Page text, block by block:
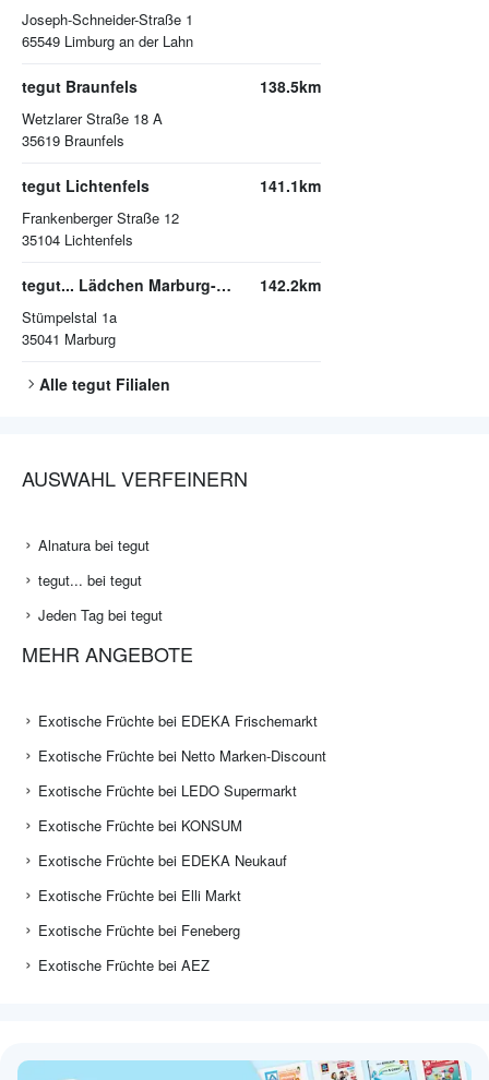
Joseph-Schneider-Straße 1
65549 Limburg an der Lahn
tegut Braunfels
Wetzlarer Straße 18 A
35619 Braunfels
138.5km
tegut Lichtenfels
Frankenberger Straße 12
35104 Lichtenfels
141.1km
tegut... Lädchen Marburg-Michelbach
Stümpelstal 1a
35041 Marburg
142.2km
Alle tegut Filialen
AUSWAHL VERFEINERN
Alnatura bei tegut
tegut... bei tegut
Jeden Tag bei tegut
MEHR ANGEBOTE
Exotische Früchte bei EDEKA Frischemarkt
Exotische Früchte bei Netto Marken-Discount
Exotische Früchte bei LEDO Supermarkt
Exotische Früchte bei KONSUM
Exotische Früchte bei EDEKA Neukauf
Exotische Früchte bei Elli Markt
Exotische Früchte bei Feneberg
Exotische Früchte bei AEZ